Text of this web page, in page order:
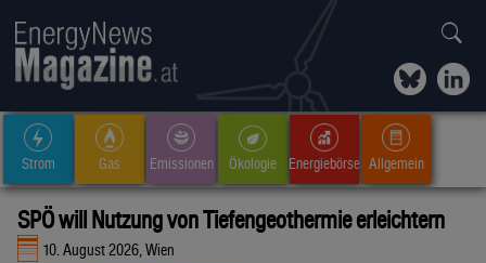
Strom Gas Emissionen Ökologie Energiebörse Allgemein
SPÖ will Nutzung von Tiefengeothermie erleichtern
10. August 2026, Wien